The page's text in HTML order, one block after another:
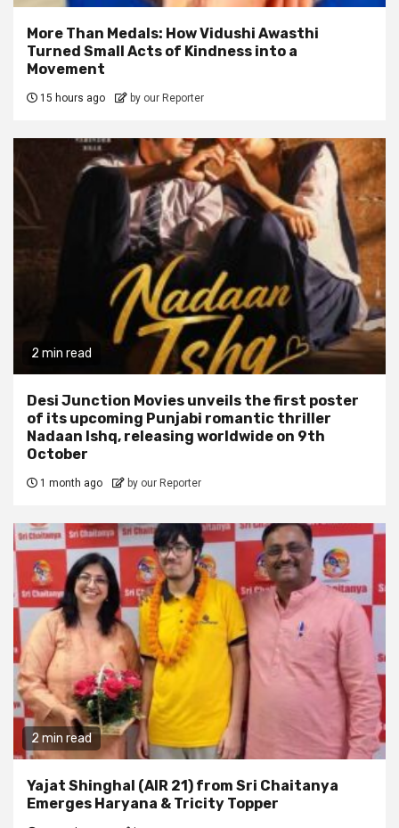
More Than Medals: How Vidushi Awasthi
Turned Small Acts of Kindness into a
Movement
15 hours ago by our Reporter
2 min read
Desi Junction Movies unveils the first poster
of its upcoming Punjabi romantic thriller
Nadaan Ishq, releasing worldwide on 9th
October
1 month ago by our Reporter
2 min read
Yajat Shinghal (AIR 21) from Sri Chaitanya
Emerges Haryana & Tricity Topper